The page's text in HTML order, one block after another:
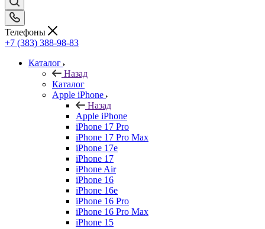
Телефоны
+7 (383) 388-98-83
Каталог
Назад
Каталог
Apple iPhone
Назад
Apple iPhone
iPhone 17 Pro
iPhone 17 Pro Max
iPhone 17e
iPhone 17
iPhone Air
iPhone 16
iPhone 16e
iPhone 16 Pro
iPhone 16 Pro Max
iPhone 15